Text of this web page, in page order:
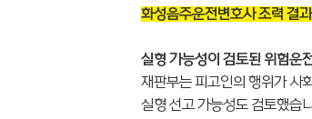
화성음주운전변호사 조력 결과
실형 가능성이 검토된 위험운
재판부는 피고인의 행위가 사
실형 선고 가능성도 검토했습